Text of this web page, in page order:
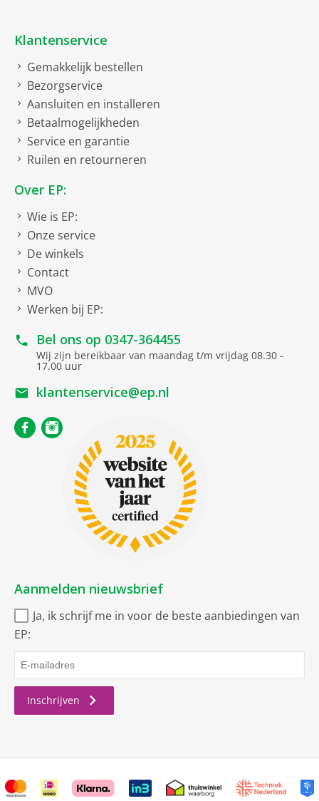
Klantenservice
Gemakkelijk bestellen
Bezorgservice
Aansluiten en installeren
Betaalmogelijkheden
Service en garantie
Ruilen en retourneren
Over EP:
Wie is EP:
Onze service
De winkels
Contact
MVO
Werken bij EP:
Bel ons op 0347-364455
Wij zijn bereikbaar van maandag t/m vrijdag 08.30 -
17.00 uur
klantenservice@ep.nl
Aanmelden nieuwsbrief
Ja, ik schrijf me in voor de beste aanbiedingen van
EP:
Inschrijven